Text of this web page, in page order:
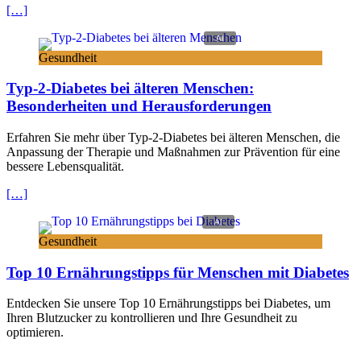
[…]
Gesundheit
Typ-2-Diabetes bei älteren Menschen:
Besonderheiten und Herausforderungen
Erfahren Sie mehr über Typ-2-Diabetes bei älteren Menschen, die
Anpassung der Therapie und Maßnahmen zur Prävention für eine
bessere Lebensqualität.
[…]
Gesundheit
Top 10 Ernährungstipps für Menschen mit Diabetes
Entdecken Sie unsere Top 10 Ernährungstipps bei Diabetes, um
Ihren Blutzucker zu kontrollieren und Ihre Gesundheit zu
optimieren.